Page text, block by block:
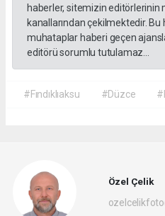
haberler, sitemizin editörlerinin
kanallarından çekilmektedir.
muhataplar haberi geçen
editörü sorumlu tutulamaz...
#Fındıklıaksu #Düzce
Özel Çelik